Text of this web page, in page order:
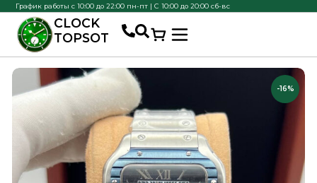
График работы с 10:00 до 22:00 пн-пт | С 10:00 до 20:00 сб-вс
CLOCK
TOPSOT
-16%